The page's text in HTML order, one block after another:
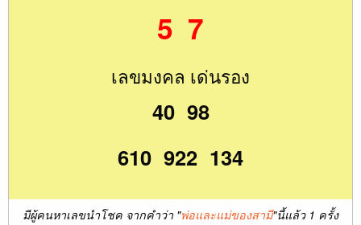
5 7
เลขมงคล เด่นรอง
40 98
610 922 134
มีผู้คนหาเลขนำโชค จากคำว่า "พ่อและแม่ของสามี"นี้แล้ว 1 ครั้ง